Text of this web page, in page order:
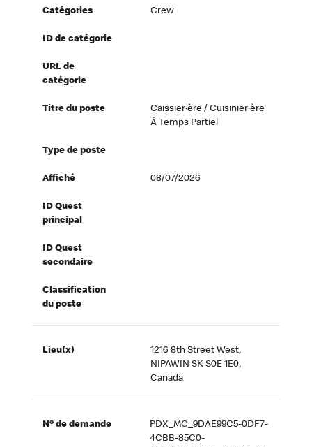
Catégories Crew
ID de catégorie
URL de
catégorie
Titre du poste
Caissier·ère / Cuisinier·ère
À Temps Partiel
Type de poste
Affiché 08/07/2026
ID Quest
principal
ID Quest
secondaire
Classification
du poste
Lieu(x)
1216 8th Street West,
NIPAWIN SK S0E 1E0,
Canada
Nº de demande
PDX_MC_9DAE99C5-0DF7-
4CBB-85C0-